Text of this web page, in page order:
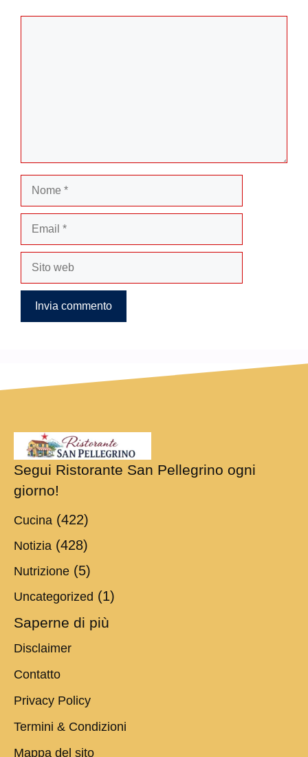
Segui Ristorante San Pellegrino ogni
giorno!
Cucina (422)
Notizia (428)
Nutrizione (5)
Uncategorized (1)
Saperne di più
Disclaimer
Contatto
Privacy Policy
Termini & Condizioni
Mappa del sito